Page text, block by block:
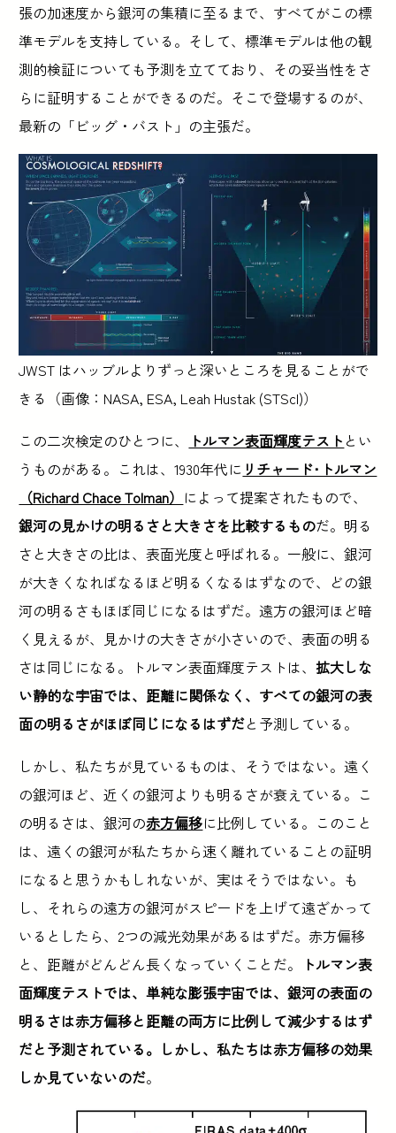
張の加速度から銀河の集積に至るまで、すべてがこの標
準モデルを支持している。そして、標準モデルは他の観
測的検証についても予測を立てており、その妥当性をさ
らに証明することができるのだ。そこで登場するのが、
最新の「ビッグ・バスト」の主張だ。
JWST はハッブルよりずっと深いところを見ることがで
きる（画像：NASA, ESA, Leah Hustak (STScI)）
この二次検定のひとつに、
トルマン表面輝度テスト とい
うものがある。これは、1930年代に リチャード･トルマン
（Richard Chace Tolman） によって提案されたもので、
銀河の見かけの明るさと大きさを比較するものだ。明る
さと大きさの比は、表面光度と呼ばれる。一般に、銀河
が大きくなればなるほど明るくなるはずなので、どの銀
河の明るさもほぼ同じになるはずだ。遠方の銀河ほど暗
く見えるが、見かけの大きさが小さいので、表面の明る
さは同じになる。トルマン表面輝度テストは、 拡大しな
い静的な宇宙では、距離に関係なく、すべての銀河の表
面の明るさがほぼ同じになるはずだと予測している。
しかし、私たちが見ているものは、そうではない。遠く
の銀河ほど、近くの銀河よりも明るさが衰えている。こ
の明るさは、銀河の赤方偏移に比例している。このこと
は、遠くの銀河が私たちから速く離れていることの証明
になると思うかもしれないが、実はそうではない。も
し、それらの遠方の銀河がスピードを上げて遠ざかって
いるとしたら、2つの減光効果があるはずだ。赤方偏移
と、距離がどんどん長くなっていくことだ。
トルマン表
面輝度テストでは、単純な膨張宇宙では、銀河の表面の
明るさは赤方偏移と距離の両方に比例して減少するはず
だと予測されている。しかし、私たちは赤方偏移の効果
しか見ていないのだ。